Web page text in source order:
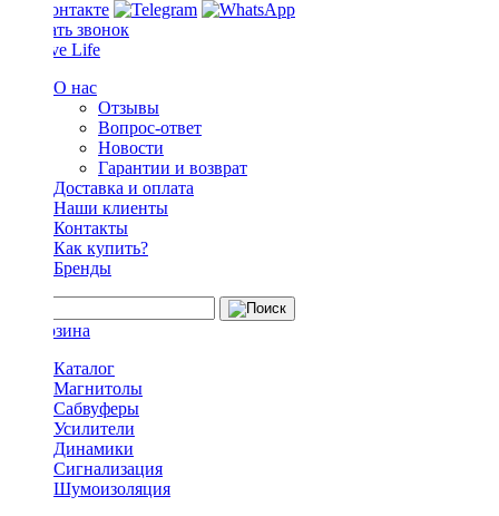
Заказать звонок
О нас
Отзывы
Вопрос-ответ
Новости
Гарантии и возврат
Доставка и оплата
Наши клиенты
Контакты
Как купить?
Бренды
Каталог
Магнитолы
Сабвуферы
Усилители
Динамики
Сигнализация
Шумоизоляция